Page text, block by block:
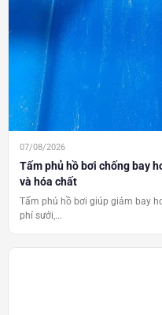
07/08/2026
Tấm phủ hồ bơi chống bay
và hóa chất
Tấm phủ hồ bơi giúp giảm bay
phí sưởi,...